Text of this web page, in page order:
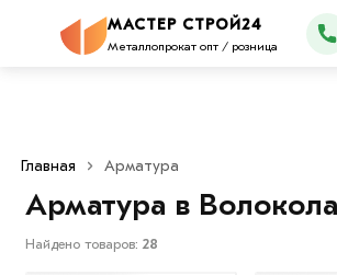
МАСТЕР СТРОЙ24
Металлопрокат опт / розница
Каталог
Главная Арматура
Арматура в
Найдено товаров: 28
Фильтры
Цена